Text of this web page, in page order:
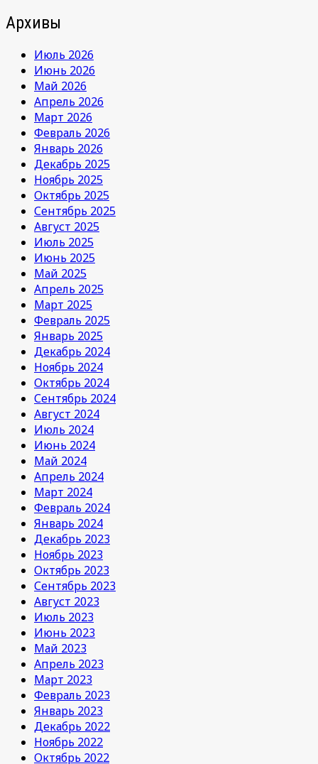
Архивы
Июль 2026
Июнь 2026
Май 2026
Апрель 2026
Март 2026
Февраль 2026
Январь 2026
Декабрь 2025
Ноябрь 2025
Октябрь 2025
Сентябрь 2025
Август 2025
Июль 2025
Июнь 2025
Май 2025
Апрель 2025
Март 2025
Февраль 2025
Январь 2025
Декабрь 2024
Ноябрь 2024
Октябрь 2024
Сентябрь 2024
Август 2024
Июль 2024
Июнь 2024
Май 2024
Апрель 2024
Март 2024
Февраль 2024
Январь 2024
Декабрь 2023
Ноябрь 2023
Октябрь 2023
Сентябрь 2023
Август 2023
Июль 2023
Июнь 2023
Май 2023
Апрель 2023
Март 2023
Февраль 2023
Январь 2023
Декабрь 2022
Ноябрь 2022
Октябрь 2022